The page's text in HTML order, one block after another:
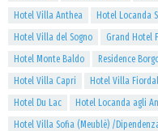
Hotel Villa Anthea
Hotel Locanda
Hotel Villa del Sogno
Grand Hotel
Hotel Monte Baldo
Residence
Hotel Villa Capri
Hotel Villa
Hotel Du Lac
Hotel Locanda agli
Hotel Villa Sofia (Meublè) /